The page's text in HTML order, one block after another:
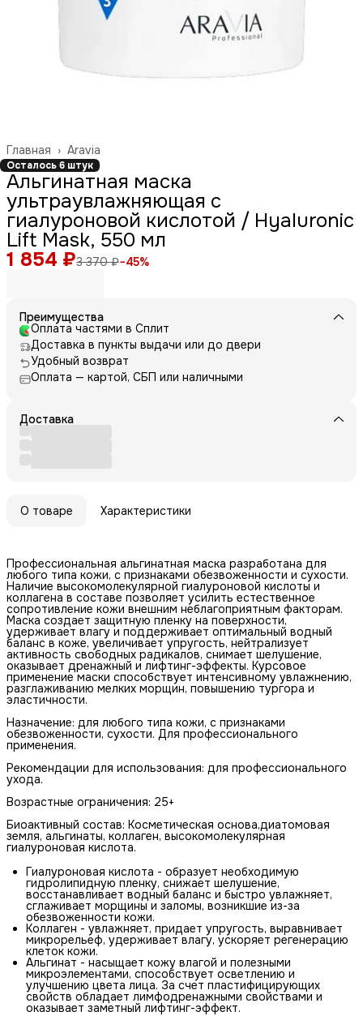
Aravia
Главная ›
Осталось 6 штук
Альгинатная маска
ультраувлажняющая с
гиалуроновой кислотой / Hyaluronic
Lift Mask, 550 мл
1 854 ₽3 370 ₽−45%
Преимущества
Оплата частями в Сплит
Доставка в пункты выдачи или до двери
Удобный возврат
Оплата — картой, СБП или наличными
Доставка
О товаре Характеристики
Профессиональная альгинатная маска разработана для
любого типа кожи, с признаками обезвоженности и сухости.
Наличие высокомолекулярной гиалуроновой кислоты и
коллагена в составе позволяет усилить естественное
сопротивление кожи внешним неблагоприятным факторам.
Маска создает защитную пленку на поверхности,
удерживает влагу и поддерживает оптимальный водный
баланс в коже, увеличивает упругость, нейтрализует
активность свободных радикалов, снимает шелушение,
оказывает дренажный и лифтинг-эффекты. Курсовое
применение маски способствует интенсивному увлажнению,
разглаживанию мелких морщин, повышению тургора и
эластичности.
Назначение: для любого типа кожи, с признаками
обезвоженности, сухости. Для профессионального
применения.
Рекомендации для использования: для профессионального
ухода.
Возрастные ограничения: 25+
Биоактивный состав: Косметическая основа,диатомовая
земля, альгинаты, коллаген, высокомолекулярная
гиалуроновая кислота.
Гиалуроновая кислота - образует необходимую
гидролипидную пленку, снижает шелушение,
восстанавливает водный баланс и быстро увлажняет,
сглаживает морщины и заломы, возникшие из-за
обезвоженности кожи.
Коллаген - увлажняет, придает упругость, выравнивает
микрорельеф, удерживает влагу, ускоряет регенерацию
клеток кожи.
Альгинат - насыщает кожу влагой и полезными
микроэлементами, способствует осветлению и
улучшению цвета лица. За счет пластифицирующих
свойств обладает лимфодренажными свойствами и
оказывает заметный лифтинг-эффект.